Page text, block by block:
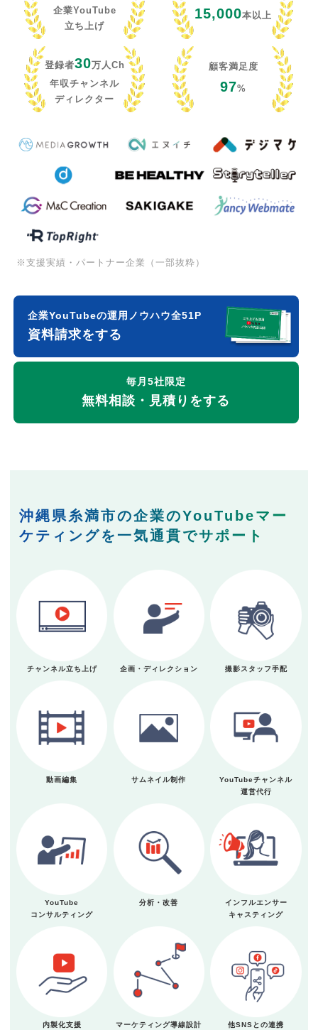
企業YouTube
立ち上げ
15,000本以上
登録者30万人Ch
年収チャンネル
ディレクター
顧客満足度
97%
※支援実績・パートナー企業（一部抜粋）
企業YouTubeの運用ノウハウ全51P
資料請求をする
毎月5社限定
無料相談・見積りをする
沖縄県糸満市の企業のYouTubeマー
ケティングを一気通貫でサポート
チャンネル立ち上げ 企画・ディレクション 撮影スタッフ手配
動画編集 サムネイル制作
YouTubeチャンネル
運営代行
YouTube
コンサルティング
分析・改善
インフルエンサー
キャスティング
内製化支援 マーケティング導線設計 他SNSとの連携